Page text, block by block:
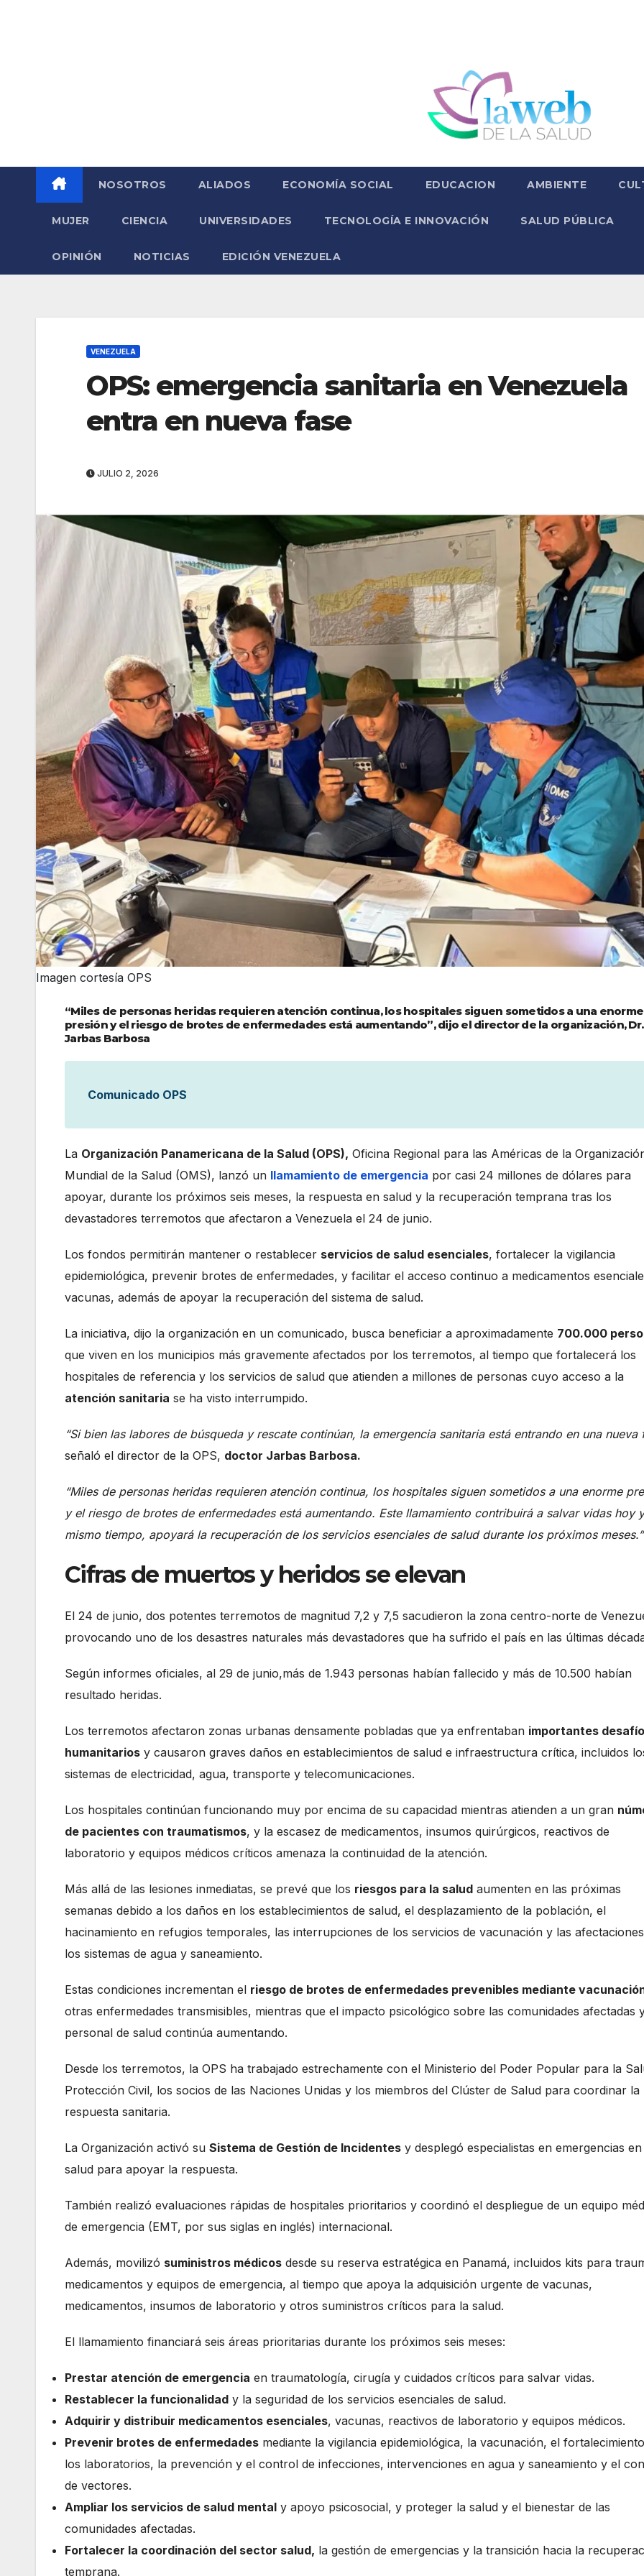
NOSOTROS ALIADOS ECONOMÍA SOCIAL EDUCACION AMBIENTE
MUJER CIENCIA UNIVERSIDADES TECNOLOGÍA E INNOVACIÓN SALUD PÚBLICA
OPINIÓN NOTICIAS EDICIÓN VENEZUELA
VENEZUELA
OPS: emergencia sanitaria en Venezuela
entra en nueva fase
JULIO 2, 2026
Imagen cortesía OPS
“Miles de personas heridas requieren atención continua, los hospitales siguen sometidos a una enorme
presión y el riesgo de brotes de enfermedades está aumentando”, dijo el director de la organización, Dr.
Jarbas Barbosa
Comunicado OPS
La Organización Panamericana de la Salud (OPS), Oficina Regional para las Américas de la
Mundial de la Salud (OMS), lanzó un llamamiento de emergencia por casi 24 millones de dólares para
apoyar, durante los próximos seis meses, la respuesta en salud y la recuperación temprana tras los
devastadores terremotos que afectaron a Venezuela el 24 de junio.
Los fondos permitirán mantener o restablecer servicios de salud esenciales, fortalecer la vigilancia
epidemiológica, prevenir brotes de enfermedades, y facilitar el acceso continuo a medicamentos
vacunas, además de apoyar la recuperación del sistema de salud.
La iniciativa, dijo la organización en un comunicado, busca beneficiar a aproximadamente 700.000
que viven en los municipios más gravemente afectados por los terremotos, al tiempo que fortalecerá los
hospitales de referencia y los servicios de salud que atienden a millones de personas cuyo acceso a la
atención sanitaria se ha visto interrumpido.
“Si bien las labores de búsqueda y rescate continúan, la emergencia sanitaria está entrando en una nueva
señaló el director de la OPS, doctor Jarbas Barbosa.
“Miles de personas heridas requieren atención continua, los hospitales siguen sometidos a una enorme
y el riesgo de brotes de enfermedades está aumentando. Este llamamiento contribuirá a salvar vidas hoy
mismo tiempo, apoyará la recuperación de los servicios esenciales de salud durante los próximos meses.”
Cifras de muertos y heridos se elevan
El 24 de junio, dos potentes terremotos de magnitud 7,2 y 7,5 sacudieron la zona centro-norte de
provocando uno de los desastres naturales más devastadores que ha sufrido el país en las últimas
Según informes oficiales, al 29 de junio,más de 1.943 personas habían fallecido y más de 10.500 habían
resultado heridas.
Los terremotos afectaron zonas urbanas densamente pobladas que ya enfrentaban importantes
humanitarios y causaron graves daños en establecimientos de salud e infraestructura crítica, incluidos
sistemas de electricidad, agua, transporte y telecomunicaciones.
Los hospitales continúan funcionando muy por encima de su capacidad mientras atienden a un gran
de pacientes con traumatismos, y la escasez de medicamentos, insumos quirúrgicos, reactivos de
laboratorio y equipos médicos críticos amenaza la continuidad de la atención.
Más allá de las lesiones inmediatas, se prevé que los riesgos para la salud aumenten en las próximas
semanas debido a los daños en los establecimientos de salud, el desplazamiento de la población, el
hacinamiento en refugios temporales, las interrupciones de los servicios de vacunación y las
los sistemas de agua y saneamiento.
Estas condiciones incrementan el riesgo de brotes de enfermedades prevenibles mediante
otras enfermedades transmisibles, mientras que el impacto psicológico sobre las comunidades afectadas
personal de salud continúa aumentando.
Desde los terremotos, la OPS ha trabajado estrechamente con el Ministerio del Poder Popular para la
Protección Civil, los socios de las Naciones Unidas y los miembros del Clúster de Salud para coordinar la
respuesta sanitaria.
La Organización activó su Sistema de Gestión de Incidentes y desplegó especialistas en emergencias en
salud para apoyar la respuesta.
También realizó evaluaciones rápidas de hospitales prioritarios y coordinó el despliegue de un equipo
de emergencia (EMT, por sus siglas en inglés) internacional.
Además, movilizó suministros médicos desde su reserva estratégica en Panamá, incluidos kits para
medicamentos y equipos de emergencia, al tiempo que apoya la adquisición urgente de vacunas,
medicamentos, insumos de laboratorio y otros suministros críticos para la salud.
El llamamiento financiará seis áreas prioritarias durante los próximos seis meses:
Prestar atención de emergencia en traumatología, cirugía y cuidados críticos para salvar vidas.
Restablecer la funcionalidad y la seguridad de los servicios esenciales de salud.
Adquirir y distribuir medicamentos esenciales, vacunas, reactivos de laboratorio y equipos médicos.
Prevenir brotes de enfermedades mediante la vigilancia epidemiológica, la vacunación, el
los laboratorios, la prevención y el control de infecciones, intervenciones en agua y saneamiento y el
de vectores.
Ampliar los servicios de salud mental y apoyo psicosocial, y proteger la salud y el bienestar de las
comunidades afectadas.
Fortalecer la coordinación del sector salud, la gestión de emergencias y la transición hacia la
temprana.